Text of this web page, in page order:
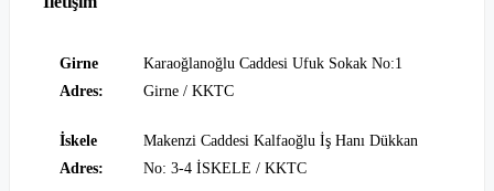
Girne
Adres:
Karaoğlanoğlu Caddesi Ufuk Sokak No:1
Girne / KKTC
İskele
Adres:
Makenzi Caddesi Kalfaoğlu İş Hanı Dükkan
No: 3-4 İSKELE / KKTC